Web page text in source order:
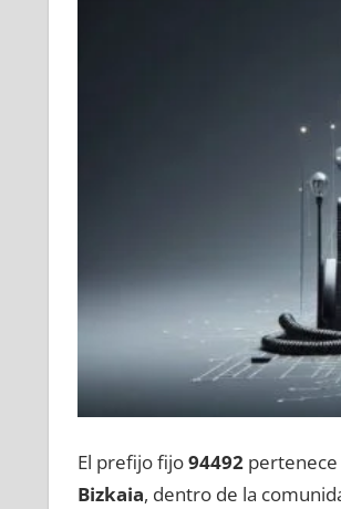
El prefijo fijo94492pertenece
Bizkaia, dentro dе la